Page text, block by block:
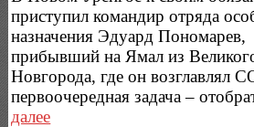
приступил командир отряда
назначения Эдуард Пономарев,
прибывший на Ямал из
Новгорода, где он возглавлял
первоочередная задача –
далее